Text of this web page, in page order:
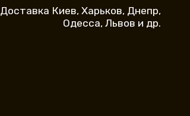
Доставка Киев, Харьков, Днепр,
Одесса, Львов и др.